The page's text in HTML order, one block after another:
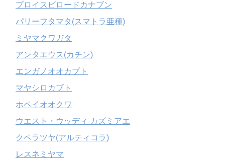
プロイスビロードカナブン
パリーフタマタ(スマトラ亜種)
ミヤマクワガタ
アンタエウス(カチン)
エンガノオオカブト
マヤシロカブト
ホペイオオクワ
ウエスト・ウッディ カズミアエ
クベラツヤ(アルティコラ)
レスネミヤマ